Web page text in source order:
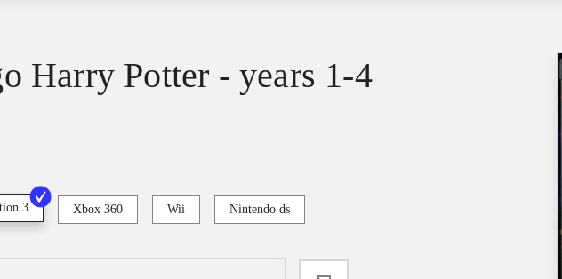
Harry Potter - years 1-4
3 Xbox 360 Wii Nintendo ds